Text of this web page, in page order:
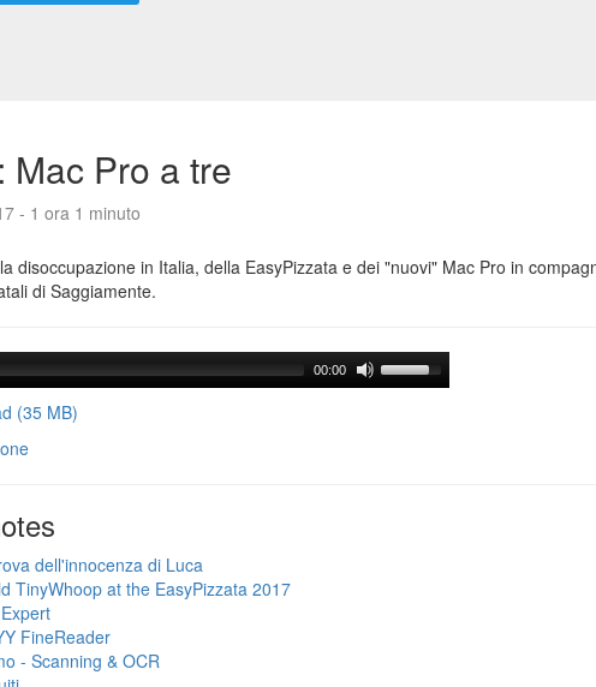
Mac Pro a tre
- 1 ora 1 minuto
disoccupazione in Italia, della EasyPizzata e dei "nuovi" Mac Pro in
di Saggiamente.
00:00
(35 MB)
dell'innocenza di Luca
TinyWhoop at the EasyPizzata 2017
FineReader
- Scanning & OCR